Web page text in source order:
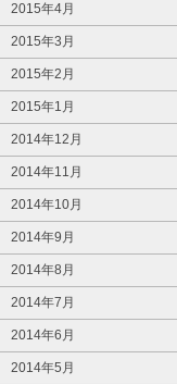
2015年4月
2015年3月
2015年2月
2015年1月
2014年12月
2014年11月
2014年10月
2014年9月
2014年8月
2014年7月
2014年6月
2014年5月